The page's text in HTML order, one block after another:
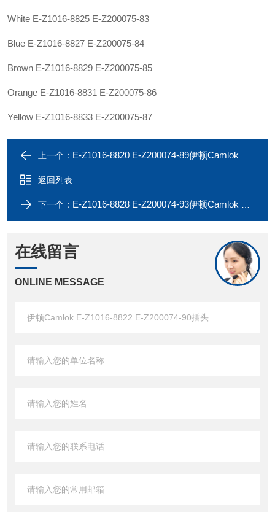
White E-Z1016-8825 E-Z200075-83
Blue E-Z1016-8827 E-Z200075-84
Brown E-Z1016-8829 E-Z200075-85
Orange E-Z1016-8831 E-Z200075-86
Yellow E-Z1016-8833 E-Z200075-87
上一个： E-Z1016-8820 E-Z200074-89伊顿Camlok E-Z1016-8818 E-Z200074-88插头
返回列表
下一个： E-Z1016-8828 E-Z200074-93伊顿Camlok E-Z1016-8826 E-Z200074-92插头
在线留言
ONLINE MESSAGE